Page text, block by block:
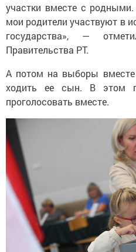
участки вместе с
мои родители участвуют в
государства», —
Правительства РТ.
А потом на выборы
ходить ее сын. В этом
проголосовать вместе.